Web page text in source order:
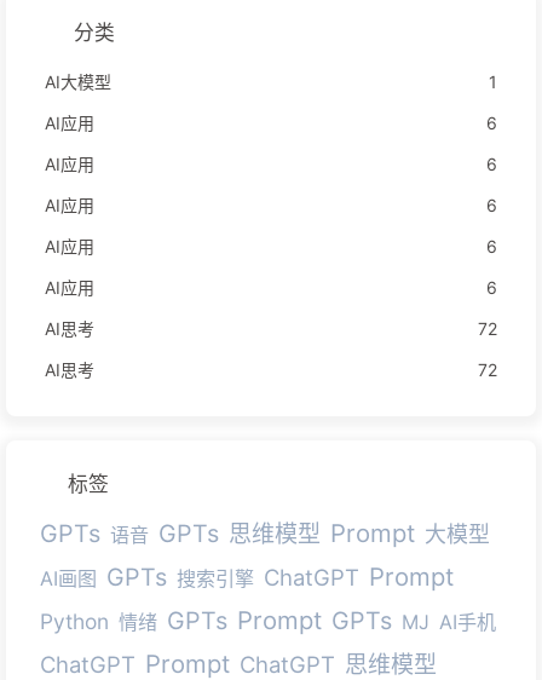
分类
AI大模型
1
AI应用
6
AI应用
6
AI应用
6
AI应用
6
AI应用
6
AI思考
72
AI思考
72
标签
GPTs 语音 GPTs 思维模型 Prompt 大模型
AI画图 GPTs 搜索引擎 ChatGPT Prompt
Python 情绪 GPTs Prompt GPTs MJ AI手机
ChatGPT Prompt ChatGPT 思维模型